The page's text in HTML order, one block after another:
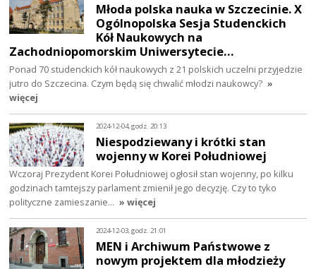
Młoda polska nauka w Szczecinie. X
Ogólnopolska Sesja Studenckich
Kół Naukowych na
Zachodniopomorskim Uniwersytecie…
Ponad 70 studenckich kół naukowych z 21 polskich uczelni przyjedzie
jutro do Szczecina. Czym będą się chwalić młodzi naukowcy? »
więcej
2024-12-04, godz. 20:13
Niespodziewany i krótki stan
wojenny w Korei Południowej
Wczoraj Prezydent Korei Południowej ogłosił stan wojenny, po kilku
godzinach tamtejszy parlament zmienił jego decyzję. Czy to tyko
polityczne zamieszanie… » więcej
2024-12-03, godz. 21:01
MEN i Archiwum Państwowe z
nowym projektem dla młodzieży